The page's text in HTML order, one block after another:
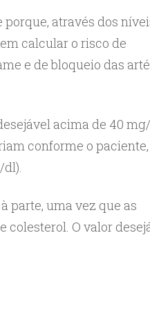
através dos
calcular o risco de
e de bloqueio das
acima de 40
conforme o
dl).
parte, uma vez que as
colesterol. O valor